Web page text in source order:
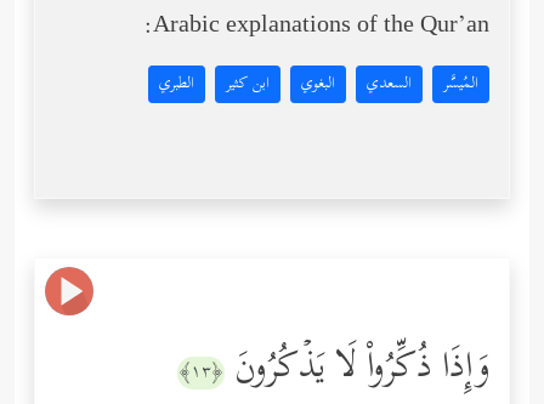
Arabic explanations of the Qur’an:
المُيسَّر السعدي البغوي ابن كثير الطبري
وَإِذَا ذُكِّرُواْ لَا یَذۡكُرُونَ ﴿١٣﴾